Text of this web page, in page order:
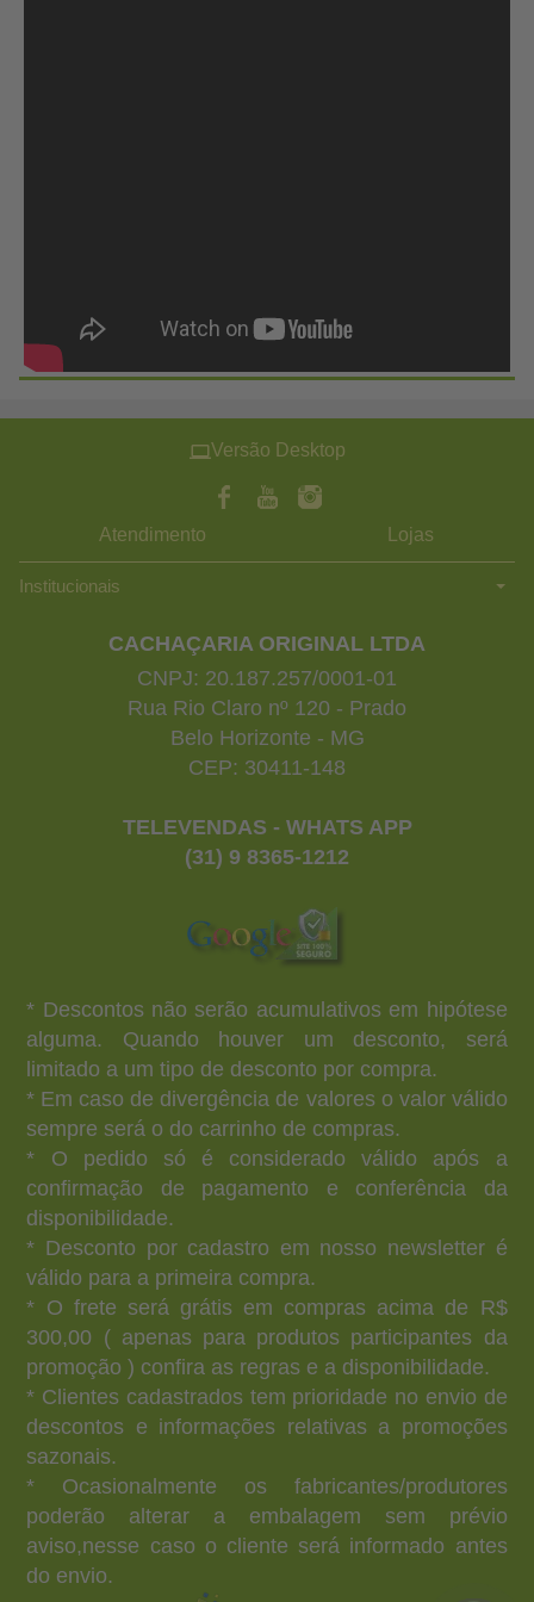
Versão Desktop
Atendimento Lojas
Institucionais
CACHAÇARIA ORIGINAL LTDA
CNPJ: 20.187.257/0001-01
Rua Rio Claro nº 120 - Prado
Belo Horizonte - MG
CEP: 30411-148
TELEVENDAS - WHATS APP
(31) 9 8365-1212
* Descontos não serão acumulativos em hipótese
alguma. Quando houver um desconto, será
limitado a um tipo de desconto por compra.
* Em caso de divergência de valores o valor válido
sempre será o do carrinho de compras.
* O pedido só é considerado válido após a
confirmação de pagamento e conferência da
disponibilidade.
* Desconto por cadastro em nosso newsletter é
válido para a primeira compra.
* O frete será grátis em compras acima de R$
300,00 ( apenas para produtos participantes da
promoção ) confira as regras e a disponibilidade.
* Clientes cadastrados tem prioridade no envio de
descontos e informações relativas a promoções
sazonais.
* Ocasionalmente os fabricantes/produtores
poderão alterar a embalagem sem prévio
aviso,nesse caso o cliente será informado antes
do envio.